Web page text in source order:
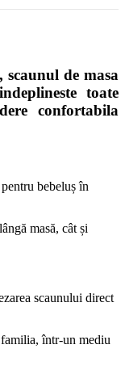
de masa
toate
confortabila
bebeluș în
masă, cât și
scaunului direct
într-un mediu